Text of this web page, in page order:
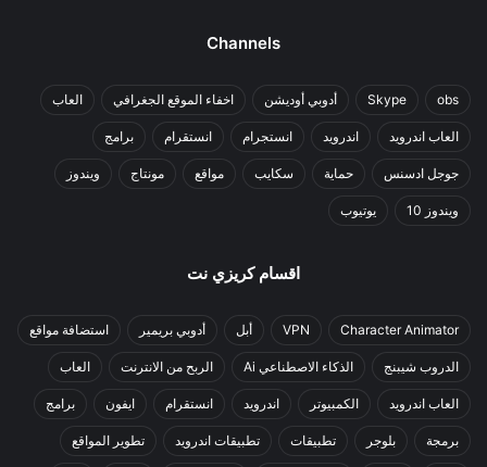
Channels
obs
Skype أدوبي أوديشن اخفاء الموقع الجغرافي العاب
العاب اندرويد اندرويد انستجرام انستقرام برامج
جوجل ادسنس حماية سكايب مواقع مونتاج ويندوز
ويندوز 10 يوتيوب
اقسام كريزي نت
Character Animator
VPN أبل أدوبي بريمير استضافة مواقع
الدروب شيبنج الذكاء الاصطناعي Ai الربح من الانترنت العاب
العاب اندرويد الكمبيوتر اندرويد انستقرام ايفون برامج
برمجة بلوجر تطبيقات تطبيقات اندرويد تطوير المواقع